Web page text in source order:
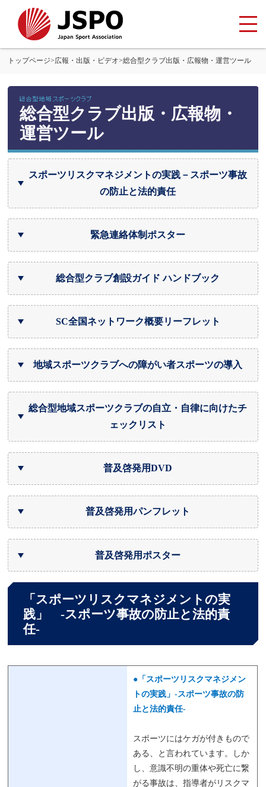
トップページ>広報・出版・ビデオ>総合型クラブ出版・広報物・運営ツール
総合型クラブ出版・広報物・
運営ツール
スポーツリスクマネジメントの実践－スポーツ事故
の防止と法的責任
緊急連絡体制ポスター
総合型クラブ創設ガイド ハンドブック
SC全国ネットワーク概要リーフレット
地域スポーツクラブへの障がい者スポーツの導入
総合型地域スポーツクラブの自立・自律に向けたチ
ェックリスト
普及啓発用DVD
普及啓発用パンフレット
普及啓発用ポスター
「スポーツリスクマネジメントの実
践」 -スポーツ事故の防止と法的責
任-
●「スポーツリスクマネジメン
トの実践」-スポーツ事故の防
止と法的責任-
スポーツにはケガが付きもので
ある、と言われています。しか
し、意識不明の重体や死亡に繋
がる事故は、指導者がリスクマ